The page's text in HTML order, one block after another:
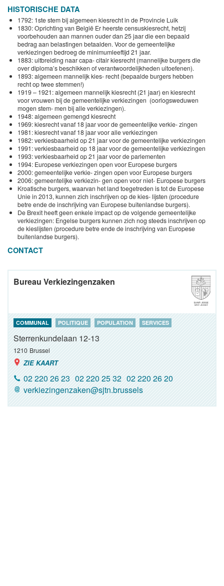
HISTORISCHE DATA
1792: 1ste stem bij algemeen kiesrecht in de Provincie Luik
1830: Oprichting van België Er heerste censuskiesrecht, hetzij
voorbehouden aan mannen ouder dan 25 jaar die een bepaald
bedrag aan belastingen betaalden. Voor de gemeentelijke
verkiezingen bedroeg de minimumleeftijd 21 jaar.
1883: uitbreiding naar capa- citair kiesrecht (mannelijke burgers die
over diploma’s beschikken of verantwoordelijkheden uitoefenen).
1893: algemeen mannelijk kies- recht (bepaalde burgers hebben
recht op twee stemmen!)
1919 – 1921: algemeen mannelijk kiesrecht (21 jaar) en kiesrecht
voor vrouwen bij de gemeentelijke verkiezingen (oorlogsweduwen
mogen stem- men bij alle verkiezingen).
1948: algemeen gemengd kiesrecht
1969: kiesrecht vanaf 18 jaar voor de gemeentelijke verkie- zingen
1981: kiesrecht vanaf 18 jaar voor alle verkiezingen
1982: verkiesbaarheid op 21 jaar voor de gemeentelijke verkiezingen
1991: verkiesbaarheid op 18 jaar voor de gemeentelijke verkiezingen
1993: verkiesbaarheid op 21 jaar voor de parlementen
1994: Europese verkiezingen open voor Europese burgers
2000: gemeentelijke verkie- zingen open voor Europese burgers
2006: gemeentelijke verkiezin- gen open voor niet- Europese burgers
Kroatische burgers, waarvan het land toegetreden is tot de Europese
Unie in 2013, kunnen zich inschrijven op de kies- lijsten (procedure
betre ende de inschrijving van Europese buitenlandse burgers).
De Brexit heeft geen enkele impact op de volgende gemeentelijke
verkiezingen: Engelse burgers kunnen zich nog steeds inschrijven op
de kieslijsten (procedure betre ende de inschrijving van Europese
buitenlandse burgers).
CONTACT
Bureau Verkiezingenzaken
COMMUNAL POLITIQUE POPULATION SERVICES
Sterrenkundelaan 12-13
1210 Brussel
ZIE KAART
02 220 26 23 02 220 25 32 02 220 26 20
verkiezingenzaken@sjtn.brussels